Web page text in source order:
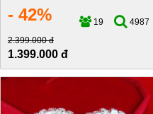
- 42% 19
4987
2.399.000 đ
1.399.000 đ